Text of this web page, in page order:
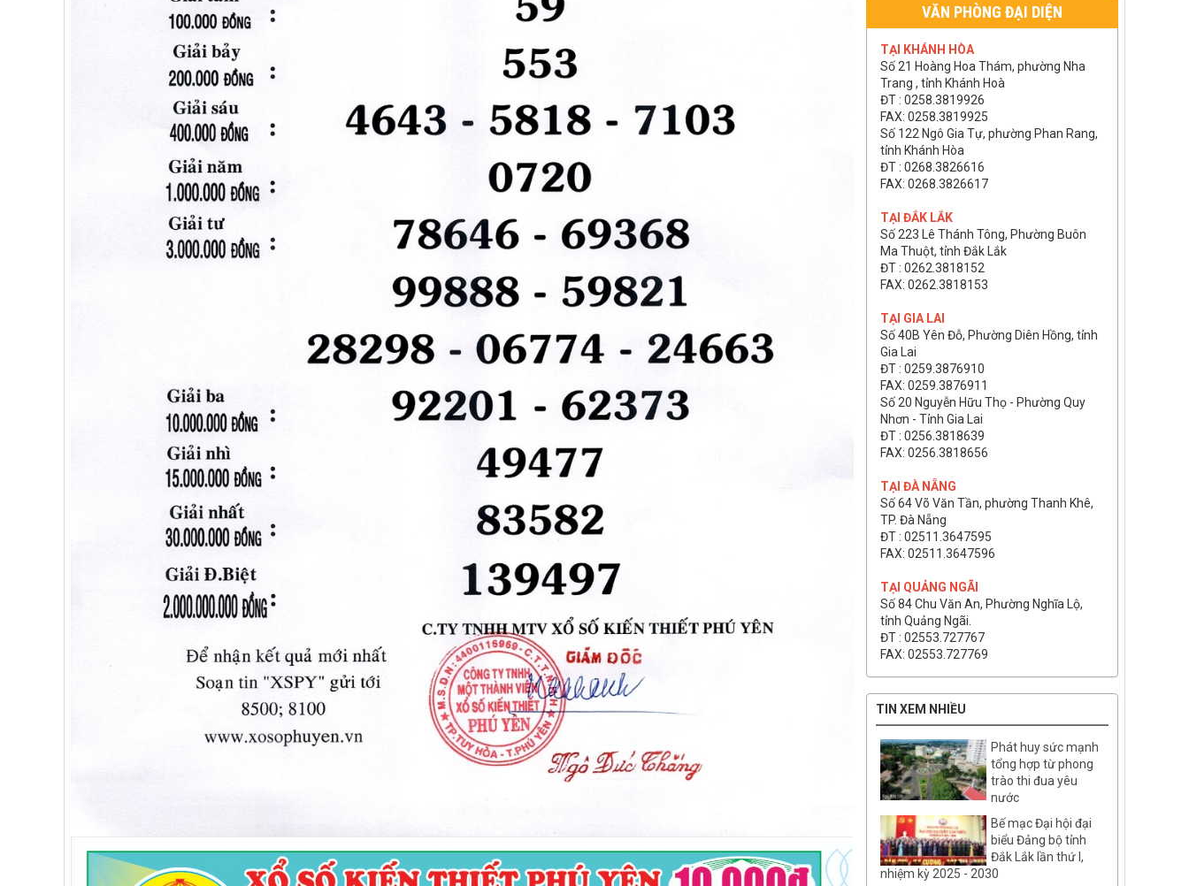
VĂN PHÒNG ĐẠI DIỆN
TẠI KHÁNH HÒA
Số 21 Hoàng Hoa Thám, phường Nha
Trang , tỉnh Khánh Hoà
ĐT : 0258.3819926
FAX: 0258.3819925
Số 122 Ngô Gia Tự, phường Phan Rang,
tỉnh Khánh Hòa
ĐT : 0268.3826616
FAX: 0268.3826617
TẠI ĐẮK LẮK
Số 223 Lê Thánh Tông, Phường Buôn
Ma Thuột, tỉnh Đắk Lắk
ĐT : 0262.3818152
FAX: 0262.3818153
TẠI GIA LAI
Số 40B Yên Đỗ, Phường Diên Hồng, tỉnh
Gia Lai
ĐT : 0259.3876910
FAX: 0259.3876911
Số 20 Nguyễn Hữu Thọ - Phường Quy
Nhơn - Tỉnh Gia Lai
ĐT : 0256.3818639
FAX: 0256.3818656
TẠI ĐÀ NẴNG
Số 64 Võ Văn Tần, phường Thanh Khê,
TP. Đà Nẵng
ĐT : 02511.3647595
FAX: 02511.3647596
TẠI QUẢNG NGÃI
Số 84 Chu Văn An, Phường Nghĩa Lộ,
tỉnh Quảng Ngãi.
ĐT : 02553.727767
FAX: 02553.727769
TIN XEM NHIỀU
Phát huy sức mạnh
tổng hợp từ phong
trào thi đua yêu
nước
Bế mạc Đại hội đại
biểu Đảng bộ tỉnh
Đắk Lắk lần thứ I,
nhiệm kỳ 2025 - 2030